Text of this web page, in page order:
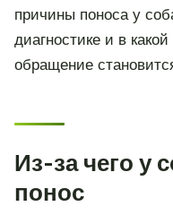
причины поноса у
диагностике и в
обращение
Из-за чего у
понос